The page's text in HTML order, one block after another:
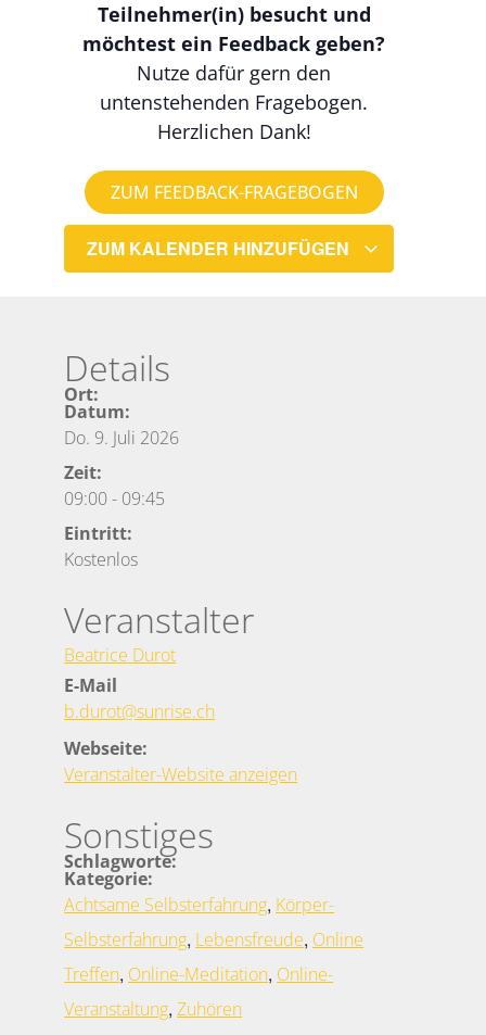
Teilnehmer(in) besucht und
möchtest ein Feedback geben?
Nutze dafür gern den
untenstehenden Fragebogen.
Herzlichen Dank!
ZUM FEEDBACK-FRAGEBOGEN
ZUM KALENDER HINZUFÜGEN
Details
Ort:
Datum:
Do. 9. Juli 2026
Zeit:
09:00- 09:45
Eintritt:
Kostenlos
Veranstalter
Beatrice Durot
E-Mail
b.durot@sunrise.ch
Webseite:
Veranstalter-Website anzeigen
Sonstiges
Schlagworte:
Kategorie:
Achtsame Selbsterfahrung, Körper-
Selbsterfahrung, Lebensfreude, Online
Treffen, Online-Meditation, Online-
Veranstaltung,Zuhören